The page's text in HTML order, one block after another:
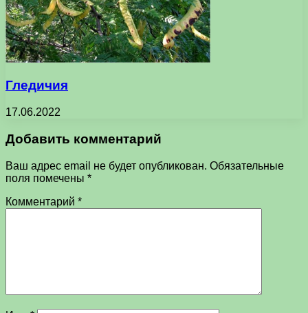
Гледичия
17.06.2022
Добавить комментарий
Ваш адрес email не будет опубликован. Обязательные
поля помечены *
Комментарий *